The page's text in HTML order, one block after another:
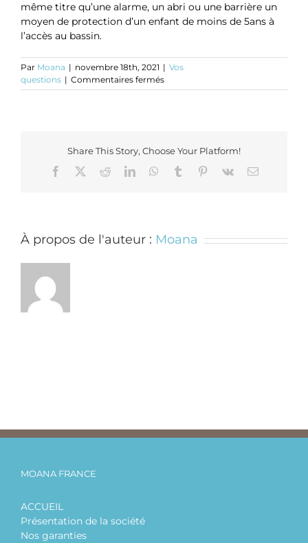
même titre qu’une alarme, un abri ou une barrière un
moyen de protection d’un enfant de moins de 5ans à
l’accès au bassin.
Par Moana | novembre 18th, 2021 | Vos
questions | Commentaires ferméssur
Un
il
considéré
comme
piscine
Share This Story, Choose Your Platform!
Facebook
TwitterRedditLinkedInWhatsApp
Tumblr Pinterest
Vk Email
À propos de l'auteur : Moana
MOANA FRANCE
ACCUEIL
Présentation de la société
Nos garanties